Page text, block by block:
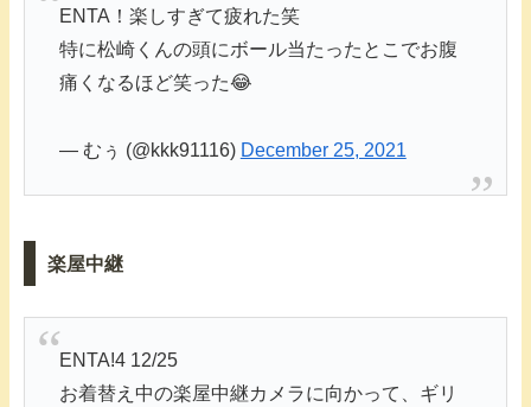
ENTA！楽しすぎて疲れた笑
特に松崎くんの頭にボール当たったとこでお腹
痛くなるほど笑った😂
— むぅ (@kkk91116) December 25, 2021
楽屋中継
ENTA!4 12/25
お着替え中の楽屋中継カメラに向かって、ギリ